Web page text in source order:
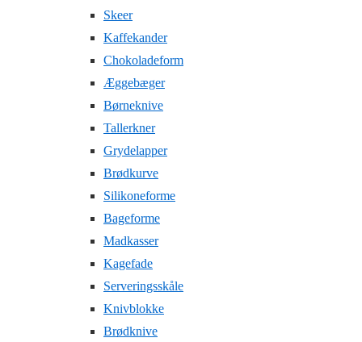
Skeer
Kaffekander
Chokoladeform
Æggebæger
Børneknive
Tallerkner
Grydelapper
Brødkurve
Silikoneforme
Bageforme
Madkasser
Kagefade
Serveringsskåle
Knivblokke
Brødknive